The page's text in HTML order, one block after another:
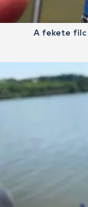
A fekete filc